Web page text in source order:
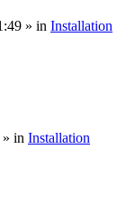
» in Installation
» in Installation